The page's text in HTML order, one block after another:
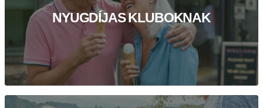
NYUGDÍJAS KLUBOKNAK